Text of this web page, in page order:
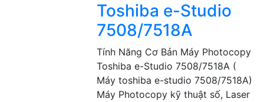
Toshiba e-Studio
7508/7518A
Tính Năng Cơ Bản Máy Photocopy
Toshiba e-Studio 7508/7518A (
Máy toshiba e-studio 7508/7518A)
Máy Photocopy kỹ thuật số, Laser